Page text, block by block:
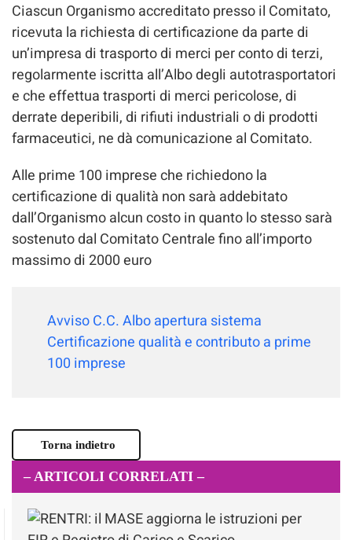
Ciascun Organismo accreditato presso il Comitato,
ricevuta la richiesta di certificazione da parte di
un’impresa di trasporto di merci per conto di terzi,
regolarmente iscritta all’Albo degli autotrasportatori
e che effettua trasporti di merci pericolose, di
derrate deperibili, di rifiuti industriali o di prodotti
farmaceutici, ne dà comunicazione al Comitato.
Alle prime 100 imprese che richiedono la
certificazione di qualità non sarà addebitato
dall’Organismo alcun costo in quanto lo stesso sarà
sostenuto dal Comitato Centrale fino all’importo
massimo di 2000 euro
Avviso C.C. Albo apertura sistema
Certificazione qualità e contributo a prime
100 imprese
Torna indietro
– ARTICOLI CORRELATI –